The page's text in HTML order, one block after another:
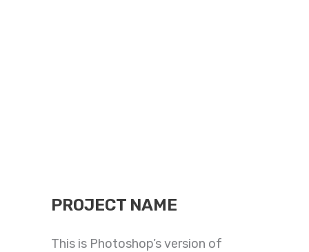
PROJECT NAME
This is Photoshop’s version of